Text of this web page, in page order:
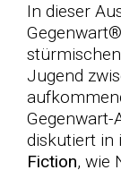
In dieser
Jugend
Gegenwart-
diskutiert in
Fiction, wie